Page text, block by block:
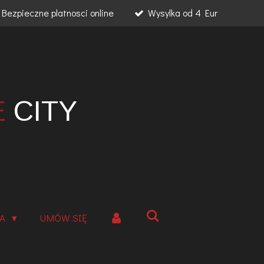
Bezpieczne platnosci online Wysylka od 4 Eur
CITY
UMÓW SIĘ